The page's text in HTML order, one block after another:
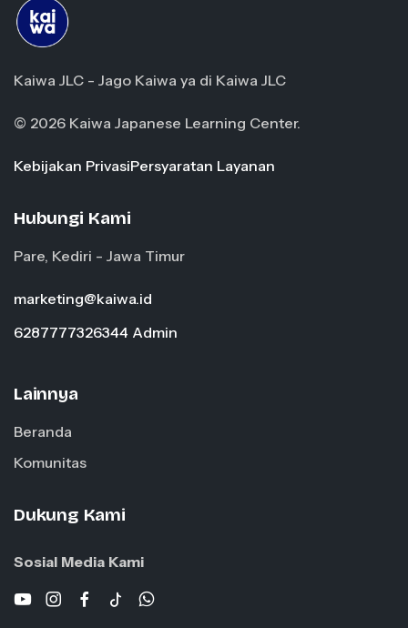
Kaiwa JLC - Jago Kaiwa ya di Kaiwa JLC
© 2026 Kaiwa Japanese Learning Center.
Kebijakan PrivasiPersyaratan Layanan
Hubungi Kami
Pare, Kediri - Jawa Timur
marketing@kaiwa.id
6287777326344 Admin
Lainnya
Beranda
Komunitas
Dukung Kami
Sosial Media Kami